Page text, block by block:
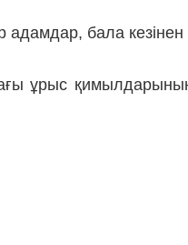
адамдар, бала
ұрыс